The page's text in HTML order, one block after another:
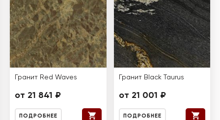
Гранит Red Waves
от 21 841 ₽
ПОДРОБНЕЕ
Гранит Black Taurus
от 21 001 ₽
ПОДРОБНЕЕ